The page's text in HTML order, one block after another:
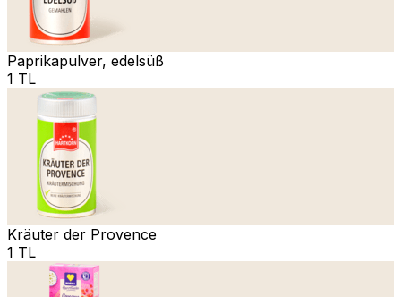
Paprikapulver, edelsüß
1 TL
Kräuter der Provence
1 TL